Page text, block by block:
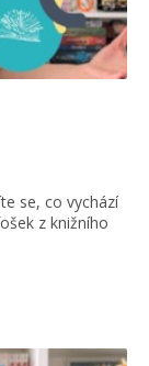
se, co vychází
z knižního